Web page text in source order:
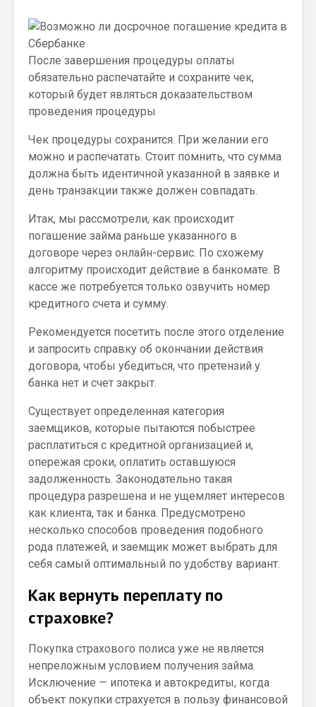
После завершения процедуры оплаты
обязательно распечатайте и сохраните чек,
который будет являться доказательством
проведения процедуры
Чек процедуры сохранится. При желании его
можно и распечатать. Стоит помнить, что сумма
должна быть идентичной указанной в заявке и
день транзакции также должен совпадать.
Итак, мы рассмотрели, как происходит
погашение займа раньше указанного в
договоре через онлайн-сервис. По схожему
алгоритму происходит действие в банкомате. В
кассе же потребуется только озвучить номер
кредитного счета и сумму.
Рекомендуется посетить после этого отделение
и запросить справку об окончании действия
договора, чтобы убедиться, что претензий у
банка нет и счет закрыт.
Существует определенная категория
заемщиков, которые пытаются побыстрее
расплатиться с кредитной организацией и,
опережая сроки, оплатить оставшуюся
задолженность. Законодательно такая
процедура разрешена и не ущемляет интересов
как клиента, так и банка. Предусмотрено
несколько способов проведения подобного
рода платежей, и заемщик может выбрать для
себя самый оптимальный по удобству вариант.
Как вернуть переплату по
страховке?
Покупка страхового полиса уже не является
непреложным условием получения займа.
Исключение — ипотека и автокредиты, когда
объект покупки страхуется в пользу финансовой